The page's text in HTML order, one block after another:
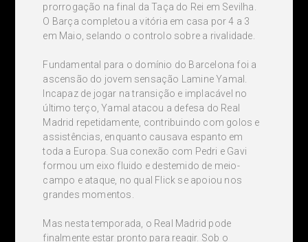
prorrogação na final da Taça do Rei em Sevilha.
O Barça completou a vitória em casa por 4 a 3
em Maio, selando o controlo sobre a rivalidade.
Fundamental para o domínio do Barcelona foi a
ascensão do jovem sensação Lamine Yamal.
Incapaz de jogar na transição e implacável no
último terço, Yamal atacou a defesa do Real
Madrid repetidamente, contribuindo com golos e
assistências, enquanto causava espanto em
toda a Europa. Sua conexão com Pedri e Gavi
formou um eixo fluido e destemido de meio-
campo e ataque, no qual Flick se apoiou nos
grandes momentos.
Mas nesta temporada, o Real Madrid pode
finalmente estar pronto para reagir. Sob o